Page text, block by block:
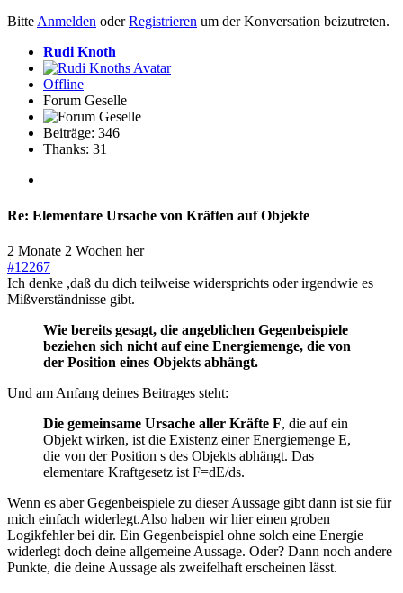
Bitte Anmelden oderRegistrieren um der Konversation beizutreten.
Rudi Knoth
Offline
Forum Geselle
Beiträge: 346
Thanks: 31
Re: Elementare Ursache von Kräften auf Objekte
2 Monate 2 Wochen her
#12267
Ich denke ,daß du dich teilweise widersprichts oder irgendwie es
Mißverständnisse gibt.
Wie bereits gesagt, die angeblichen Gegenbeispiele
beziehen sich nicht auf eine Energiemenge, die von
der Position eines Objekts abhängt.
Und am Anfang deines Beitrages steht:
Die gemeinsame Ursache aller Kräfte F, die auf ein
Objekt wirken, ist die Existenz einer Energiemenge E,
die von der Position s des Objekts abhängt. Das
elementare Kraftgesetz ist F=dE/ds.
Wenn es aber Gegenbeispiele zu dieser Aussage gibt dann ist sie für
mich einfach widerlegt.Also haben wir hier einen groben
Logikfehler bei dir. Ein Gegenbeispiel ohne solch eine Energie
widerlegt doch deine allgemeine Aussage. Oder? Dann noch andere
Punkte, die deine Aussage als zweifelhaft erscheinen lässt.